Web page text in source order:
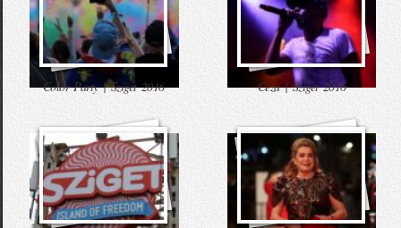
Color Party | Sziget 2016 Ceza | Sziget 2016